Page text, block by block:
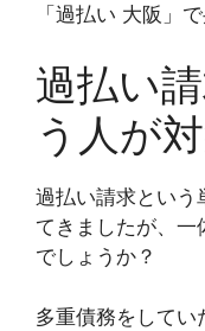
「過払い 大阪」
過払い
う人が
過払い請求という
てきましたが、
でしょうか？
多重債務をしてい